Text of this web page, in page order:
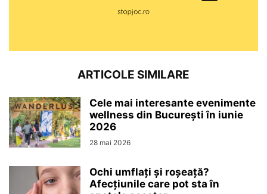
ARTICOLE SIMILARE
Cele mai interesante evenimente
wellness din București în iunie
2026
28 mai 2026
Ochi umflați și roșeață?
Afecțiunile care pot sta în